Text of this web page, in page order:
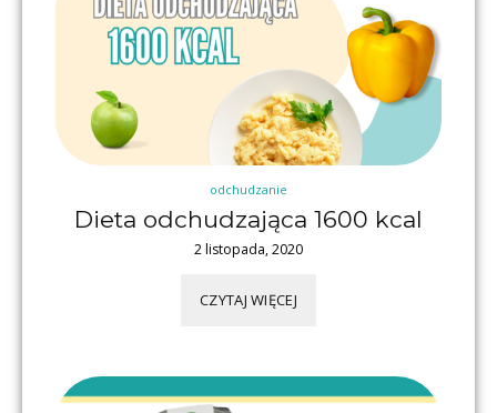
odchudzanie
Dieta odchudzająca 1600 kcal
2 listopada, 2020
CZYTAJ WIĘCEJ